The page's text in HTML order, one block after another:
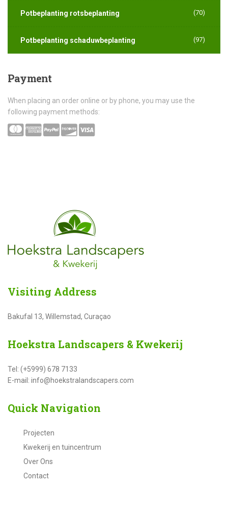
Potbeplanting rotsbeplanting (70)
Potbeplanting schaduwbeplanting (97)
Payment
When placing an order online or by phone, you may use the
following payment methods:
Visiting Address
Bakufal 13, Willemstad, Curaçao
Hoekstra Landscapers & Kwekerij
Tel: (+5999) 678 7133
E-mail: info@hoekstralandscapers.com
Quick Navigation
Projecten
Kwekerij en tuincentrum
Over Ons
Contact